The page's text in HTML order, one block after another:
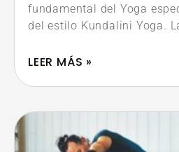
fundamental del Yoga
del estilo Kundalini Yoga.
LEER MÁS »